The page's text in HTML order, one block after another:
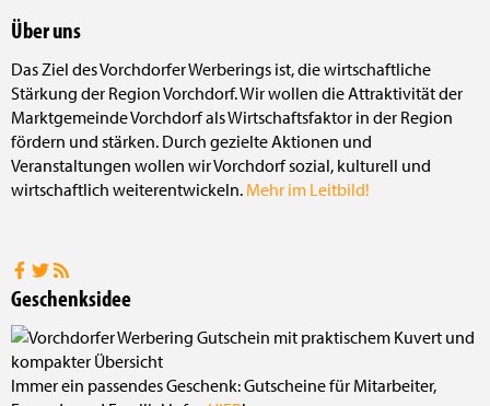
Über uns
Das Ziel des Vorchdorfer Werberings ist, die wirtschaftliche
Stärkung der Region Vorchdorf. Wir wollen die Attraktivität der
Marktgemeinde Vorchdorf als Wirtschaftsfaktor in der Region
fördern und stärken. Durch gezielte Aktionen und
Veranstaltungen wollen wir Vorchdorf sozial, kulturell und
wirtschaftlich weiterentwickeln. Mehr im Leitbild!
Geschenksidee
Immer ein passendes Geschenk: Gutscheine für Mitarbeiter,